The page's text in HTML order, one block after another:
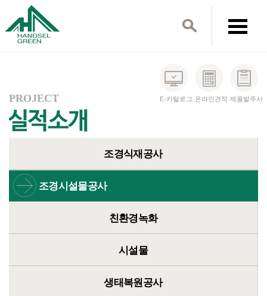
E-카탈로그 온라인견적 제품발주서
PROJECT
조경식재공사
조경시설물공사
친환경녹화
시설물
생태복원공사